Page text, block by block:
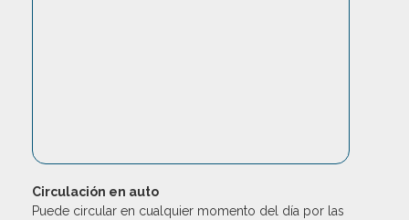
Circulación en auto
Puede circular en cualquier momento del día por las